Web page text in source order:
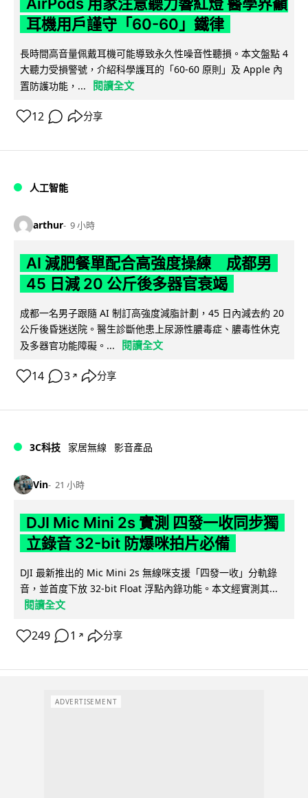
耳機用戶謹守「60-60」鐵律
長時間高音量佩戴耳機可能導致永久性噪音性聽損。本文盤點 4
大聽力受損警號，介紹科學護耳的「60-60 原則」及 Apple 內
置防護功能，...
閱讀全文
12 分享
人工智能
arthur 9 小時
AI 減肥餐單配合高強度操練 成都男
45 日減 20 公斤後多器官衰竭
成都一名男子跟隨 AI 制訂高強度減脂計劃，45 日內減去約 20
公斤後昏迷送院。醫生診斷他患上尿源性膿毒症、膿毒性休克
及多器官功能障礙。...
閱讀全文
14 3 ↗ 分享
3C科技 家居無線 影音產品
Vin 21 小時
DJI Mic Mini 2s 實測 四發一收同步獨
立錄音 32-bit 防爆咪拍片必備
DJI 最新推出的 Mic Mini 2s 無線咪支援「四發一收」分軌錄
音，並首度下放 32-bit Float 浮點內錄功能。本文經實測其...
閱讀全文
249 1 ↗ 分享
ADVERTISEMENT